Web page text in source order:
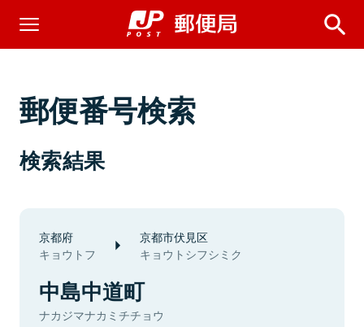
郵便番号検索
検索結果
京都府
キョウトフ
京都市伏見区
キョウトシフシミク
中島中道町
ナカジマナカミチチョウ